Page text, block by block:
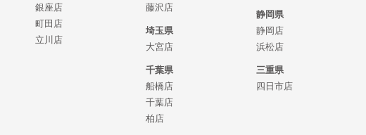
銀座店
町田店
立川店
藤沢店
埼玉県
大宮店
千葉県
船橋店
千葉店
柏店
静岡県
静岡店
浜松店
三重県
四日市店